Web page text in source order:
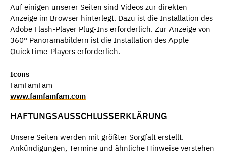
Auf einigen unserer Seiten sind Videos zur direkten
Anzeige im Browser hinterlegt. Dazu ist die Installation des
Adobe Flash-Player Plug-Ins erforderlich. Zur Anzeige von
360° Panoramabildern ist die Installation des Apple
QuickTime-Players erforderlich.
Icons
FamFamFam
www.famfamfam.com
HAFTUNGSAUSSCHLUSSERKLÄRUNG
Unsere Seiten werden mit größter Sorgfalt erstellt.
Ankündigungen, Termine und ähnliche Hinweise verstehen